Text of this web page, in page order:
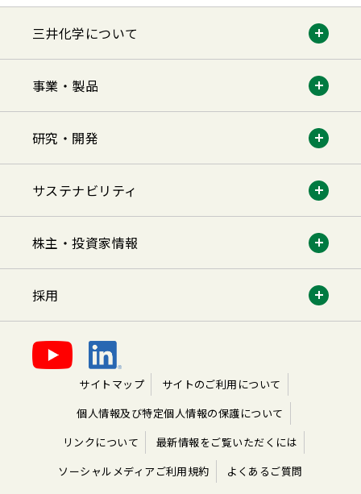
三井化学について
事業・製品
研究・開発
サステナビリティ
株主・投資家情報
採用
サイトマップ
サイトのご利用について
個人情報及び特定個人情報の保護について
リンクについて
最新情報をご覧いただくには
ソーシャルメディアご利用規約
よくあるご質問